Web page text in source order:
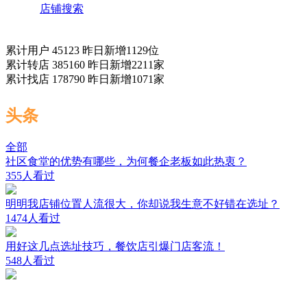
店铺搜索
累计用户 45123 昨日新增1129位
累计转店 385160 昨日新增2211家
累计找店 178790 昨日新增1071家
头条
全部
社区食堂的优势有哪些，为何餐企老板如此热衷？
355人看过
明明我店铺位置人流很大，你却说我生意不好错在选址？
1474人看过
用好这几点选址技巧，餐饮店引爆门店客流！
548人看过